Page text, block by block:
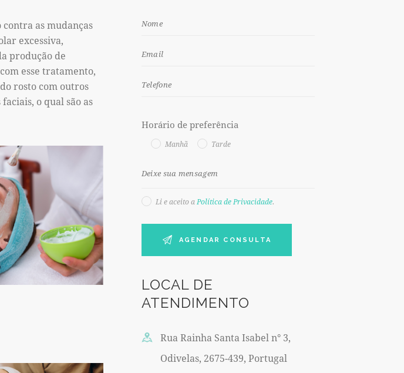
as mudanças
excessiva,
produção de
esse tratamento,
rosto com outros
o qual são as
Horário de preferência
Manhã Tarde
Li e aceito a Política de Privacidade.
LOCAL DE
ATENDIMENTO
Rua Rainha Santa Isabel n° 3,
Odivelas, 2675-439, Portugal